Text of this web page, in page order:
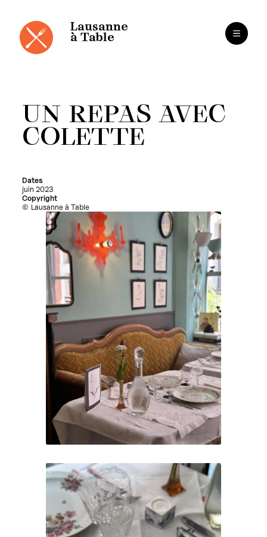
contenu
Lausanne
à Table
UN REPAS AVEC
COLETTE
Dates
juin 2023
Copyright
Lausanne à Table